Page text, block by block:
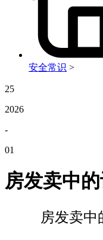
安全常识 >
25
2026
-
01
房发卖中
房发卖中